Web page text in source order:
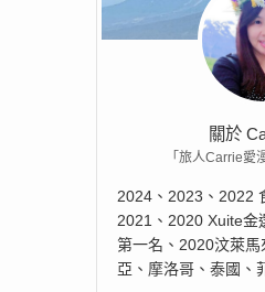
關於
「旅人Carrie愛
2024、2023、2022
2021、2020 Xuite金
第一名、2020汶萊
亞、摩洛哥、泰國、